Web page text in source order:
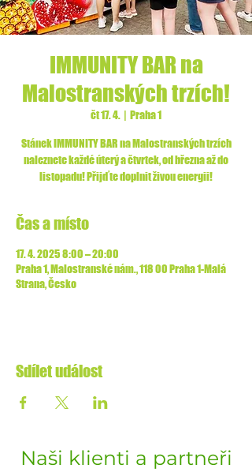
IMMUNITY BAR na
Malostranských trzích!
čt 17. 4.
  |
Praha 1
Stánek IMMUNITY BAR na Malostranských trzích
naleznete každé úterý a čtvrtek, od března až do
listopadu! Přijďte doplnit živou energii!
Čas a místo
17. 4. 2025 8:00 – 20:00
Praha 1, Malostranské nám., 118 00 Praha 1-Malá
Strana, Česko
Sdílet událost
Naši klienti a partneři